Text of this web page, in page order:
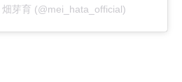
芽育 (@mei_hata_official)